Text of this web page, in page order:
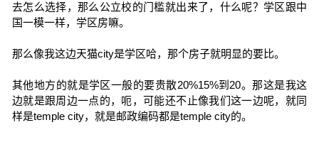
去怎么选择，那么公立校的门槛就出来了，什么呢？学区跟中
国一模一样，学区房嘛。
那么像我这边天猫city是学区哈，那个房子就明显的要比。
其他地方的就是学区一般的要贵散20%15%到20。那这是我这
边就是跟周边一点的，呃，可能还不止像我们这一边呢，就同
样是temple city，就是邮政编码都是temple city的。